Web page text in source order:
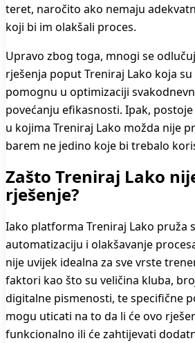
teret, naročito ako nemaju
koji bi im olakšali proces.
Upravo zbog toga, mnogi se
rješenja poput Treniraj Lako koja
pomognu u optimizaciji
povećanju efikasnosti. Ipak,
u kojima Treniraj Lako možda nije
barem ne jedino koje bi trebalo
Zašto Treniraj Lako
rješenje?
Iako platforma Treniraj Lako pruža
automatizaciju i olakšavanje
nije uvijek idealna za sve vrste
faktori kao što su veličina kluba,
digitalne pismenosti, te specifične
mogu uticati na to da li će ovo
funkcionalno ili će zahtijevati